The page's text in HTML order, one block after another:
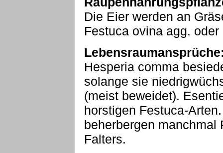
Die Eier werden an
Festuca ovina agg.
Hesperia comma
solange sie
(meist beweidet).
horstigen Festuca-
beherbergen manchmal
Falters.